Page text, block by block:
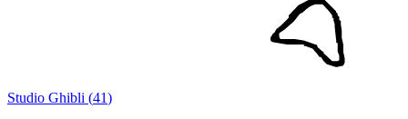
Studio Ghibli (41)